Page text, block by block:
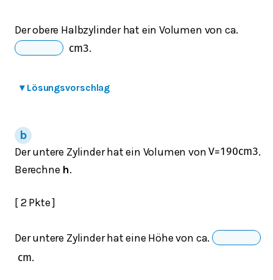
Der obere Halbzylinder hat ein Volumen von ca.
cm3.
▾ Lösungsvorschlag
Der untere Zylinder hat ein Volumen vonV=190cm3.
Berechne h.
[ 2 Pkte ]
Der untere Zylinder hat eine Höhe von ca.
cm.